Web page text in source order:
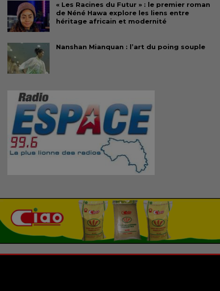
« Les Racines du Futur » : le premier roman
de Néné Hawa explore les liens entre
héritage africain et modernité
Nanshan Mianquan : l’art du poing souple